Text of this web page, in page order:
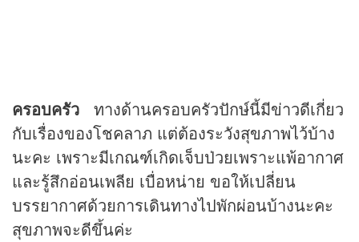
ครอบครัว ทางด้านครอบครัวปักษ์นี้มีข่าวดีเกี่ยว
กับเรื่องของโชคลาภ แต่ต้องระวังสุขภาพไว้บ้าง
นะคะ เพราะมีเกณฑ์เกิดเจ็บป่วยเพราะแพ้อากาศ
และรู้สึกอ่อนเพลีย เบื่อหน่าย ขอให้เปลี่ยน
บรรยากาศด้วยการเดินทางไปพักผ่อนบ้างนะคะ
สุขภาพจะดีขึ้นค่ะ